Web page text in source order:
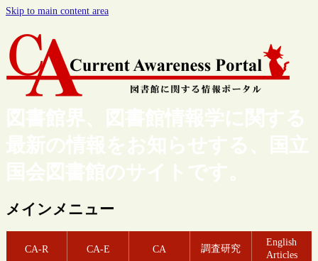
Skip to main content area
図書館界、図書館情報学に関する
最新の情報をお知らせする、国立
国会図書館のサイトです。
メインメニュー
CA-R CA-E CA 調査研究
English
Articles